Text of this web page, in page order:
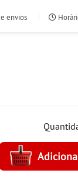
envios